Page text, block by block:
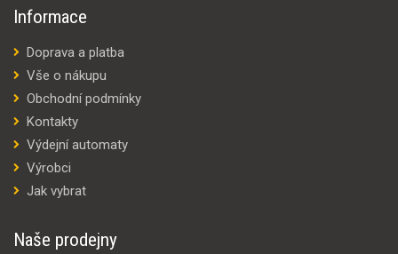
Informace
Doprava a platba
Vše o nákupu
Obchodní podmínky
Kontakty
Výdejní automaty
Výrobci
Jak vybrat
Naše prodejny